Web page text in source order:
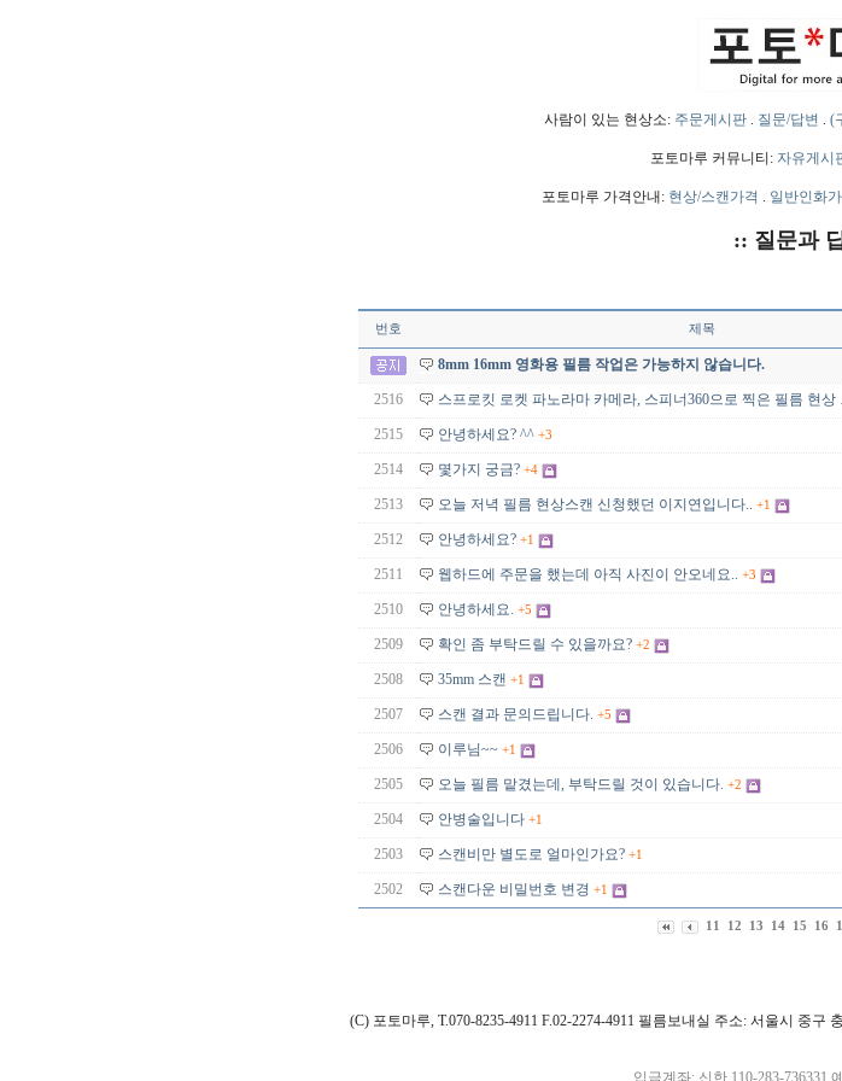
사람이 있는 현상소: 주문게시판. 질문/답변 . (
포토마루 커뮤니티: 자유게시
포토마루 가격안내: 현상/스캔가격 . 일반인화
:: 질문과
번호 제목
8mm 16mm 영화용 필름 작업은 가능하지 않습니다.
2516 스프로킷 로켓 파노라마 카메라, 스피너360으로 찍은 필름 현
2515 안녕하세요? ^^ +3
2514 몇가지 궁금? +4
2513 오늘 저녁 필름 현상스캔 신청했던 이지연입니다.. +1
2512 안녕하세요? +1
2511 웹하드에 주문을 했는데 아직 사진이 안오네요.. +3
2510 안녕하세요. +5
2509 확인 좀 부탁드릴 수 있을까요? +2
2508 35mm 스캔 +1
2507 스캔 결과 문의드립니다. +5
2506 이루님~~ +1
2505 오늘 필름 맡겼는데, 부탁드릴 것이 있습니다. +2
2504 안병술입니다 +1
2503 스캔비만 별도로 얼마인가요? +1
2502 스캔다운 비밀번호 변경 +1
11 12 13 14 15 16
(C) 포토마루, T.070-8235-4911 F.02-2274-4911 필름보내실 주소: 서울시 중
입금계좌: 신한 110-283-736331